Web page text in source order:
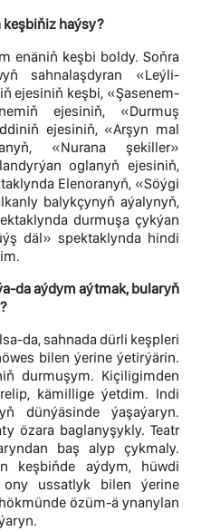
haýsy?
enäniň keşbi boldy. Soňra
sahnalaşdyran «Leýli-
ejesiniň keşbi, «Şasenem-
ejesiniň, «Durmuş
ejesiniň, «Arşyn mal
«Nurana şekiller»
oglanyň ejesiniň,
Elenoranyň, «Söýgi
balykçynyň aýalynyň,
durmuşa çykýan
däl» spektaklynda hindi
da aýdym aýtmak, bularyň
da, sahnada dürli keşpleri
bilen ýerine ýetirýärin.
durmuşym. Kiçiligimden
kämillige ýetdim. Indi
dünýäsinde ýaşaýaryn.
özara baglanyşykly. Teatr
baş alyp çykmaly.
keşbiňde aýdym, hüwdi
ussatlyk bilen ýerine
özüm-ä ynanylan